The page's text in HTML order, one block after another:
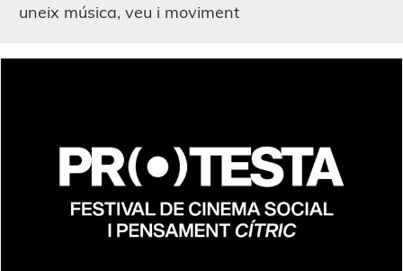
uneix música, veu i moviment